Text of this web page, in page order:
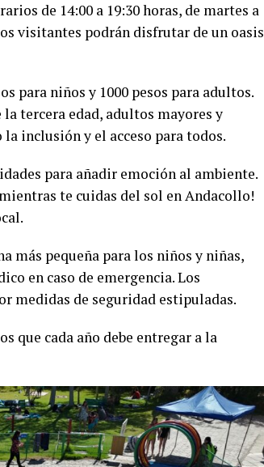
de 14:00 a 19:30 horas, de martes a
visitantes podrán disfrutar de un oasis
para niños y 1000 pesos para adultos.
tercera edad, adultos mayores y
inclusión y el acceso para todos.
para añadir emoción al ambiente.
te cuidas del sol en Andacollo!
más pequeña para los niños y niñas,
en caso de emergencia. Los
medidas de seguridad estipuladas.
que cada año debe entregar a la